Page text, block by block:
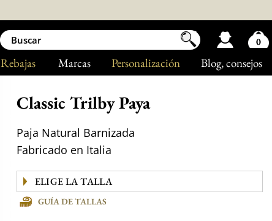
Blog, consejos
Personalización
Marcas
Rebajas
Classic Trilby Paya
Paja Natural Barnizada
Fabricado en Italia
GUÍA DE TALLAS
0